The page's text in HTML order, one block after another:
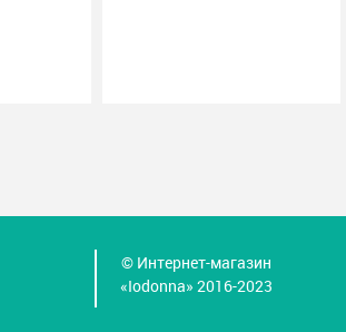
© Интернет-магазин
«Iodonna» 2016-2023